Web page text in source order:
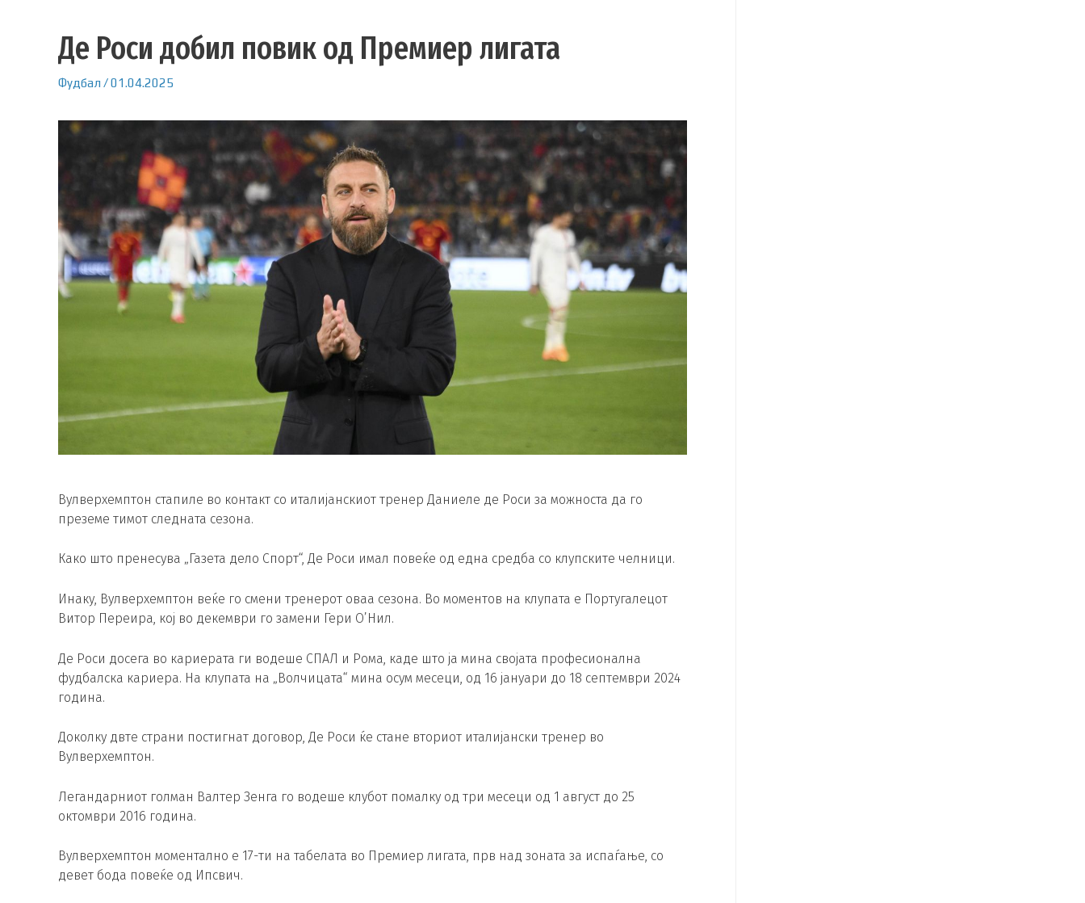
Де Роси добил повик од Премиер лигата
Фудбал /01.04.2025
Вулверхемптон стапиле во контакт со италијанскиот тренер Даниеле де Роси за можноста да го
преземе тимот следната сезона.
Како што пренесува „Газета дело Спорт“, Де Роси имал повеќе од една средба со клупските челници.
Инаку, Вулверхемптон веќе го смени тренерот оваа сезона. Во моментов на клупата е Португалецот
Витор Переира, кој во декември го замени Гери О’Нил.
Де Роси досега во кариерата ги водеше СПАЛ и Рома, каде што ја мина својата професионална
фудбалска кариера. На клупата на „Волчицата“ мина осум месеци, од 16 јануари до 18 септември 2024
година.
Доколку двте страни постигнат договор, Де Роси ќе стане вториот италијански тренер во
Вулверхемптон.
Легандарниот голман Валтер Зенга го водеше клубот помалку од три месеци од 1 август до 25
октомври 2016 година.
Вулверхемптон моментално е 17-ти на табелата во Премиер лигата, прв над зоната за испаѓање, со
девет бода повеќе од Ипсвич.